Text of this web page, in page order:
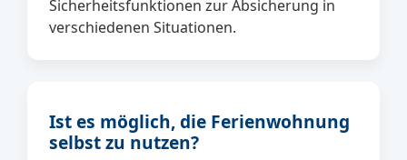
Sicherheitsfunktionen zur Absicherung in
verschiedenen Situationen.
Ist es möglich, die Ferienwohnung
selbst zu nutzen?